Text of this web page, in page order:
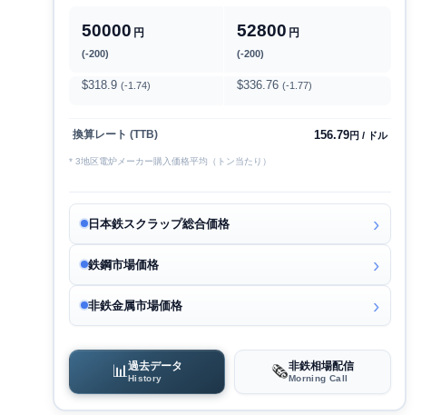
50000 円
(-200)
52800 円
(-200)
$318.9 (-1.74) $336.76 (-1.77)
換算レート (TTB) 156.79円 / ドル
* 3地区電炉メーカー購入価格平均（トン当たり）
日本鉄スクラップ総合価格
鉄鋼市場価格
非鉄金属市場価格
📊 過去データ
History 🗞️非鉄相場配信
Morning Call